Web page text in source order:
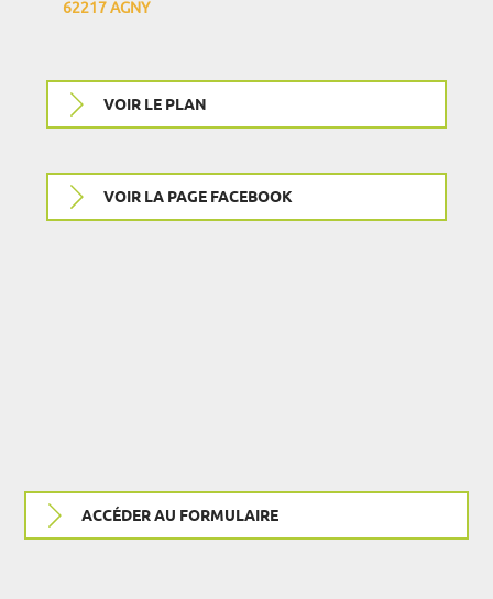
62217 AGNY
VOIR LE PLAN
VOIR LA PAGE FACEBOOK
ACCÉDER AU FORMULAIRE